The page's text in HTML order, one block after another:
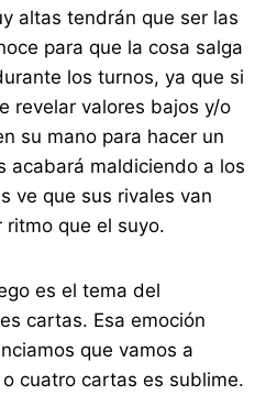
altas tendrán que ser las
para que la cosa salga
los turnos, ya que si
revelar valores bajos y/o
su mano para hacer un
acabará maldiciendo a los
ve que sus rivales van
ritmo que el suyo.
es el tema del
cartas. Esa emoción
que vamos a
cuatro cartas es sublime.